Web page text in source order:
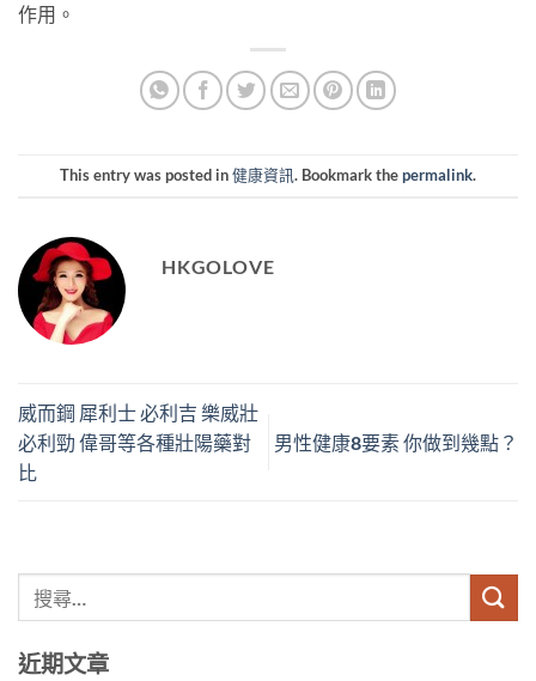
作用。
This entry was posted in健康資訊. Bookmark thepermalink.
HKGOLOVE
威而鋼 犀利士 必利吉 樂威壯
必利勁 偉哥等各種壯陽藥對
比
男性健康8要素 你做到幾點？
近期文章